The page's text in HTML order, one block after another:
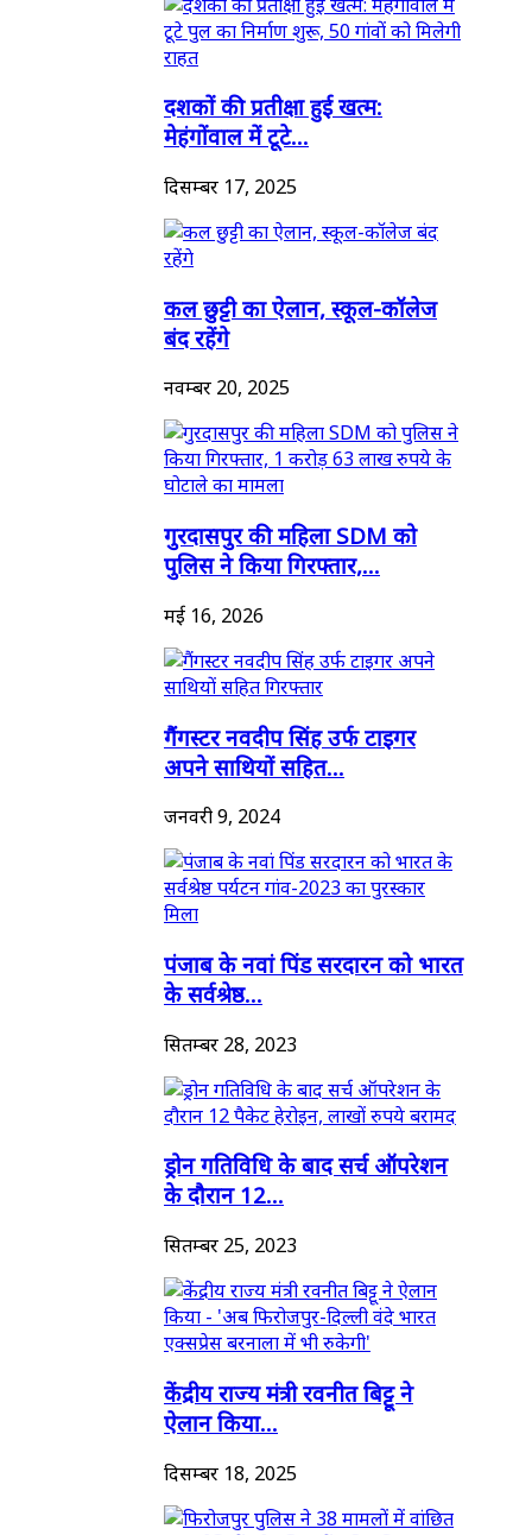
दशकों की प्रतीक्षा हुई खत्म:
मेहंगोंवाल में टूटे...
दिसम्बर 17, 2025
कल छुट्टी का ऐलान, स्कूल-कॉलेज
बंद रहेंगे
नवम्बर 20, 2025
गुरदासपुर की महिला SDM को
पुलिस ने किया गिरफ्तार,...
मई 16, 2026
गैंगस्टर नवदीप सिंह उर्फ टाइगर
अपने साथियों सहित...
जनवरी 9, 2024
पंजाब के नवां पिंड सरदारन को भारत
के सर्वश्रेष्ठ...
सितम्बर 28, 2023
ड्रोन गतिविधि के बाद सर्च ऑपरेशन
के दौरान 12...
सितम्बर 25, 2023
केंद्रीय राज्य मंत्री रवनीत बिट्टू ने
ऐलान किया...
दिसम्बर 18, 2025